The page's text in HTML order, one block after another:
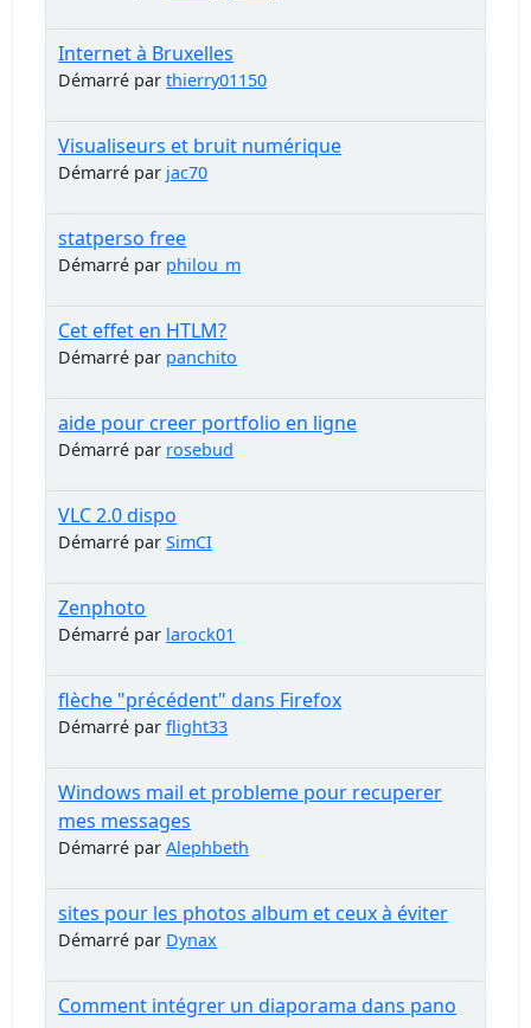
Internet à Bruxelles
Démarré parthierry01150
Visualiseurs et bruit numérique
Démarré par jac70
statperso free
Démarré par philou_m
Cet effet en HTLM?
Démarré par panchito
aide pour creer portfolio en ligne
Démarré par rosebud
VLC 2.0 dispo
Démarré parSimCI
Zenphoto
Démarré par larock01
flèche "précédent" dans Firefox
Démarré parflight33
Windows mail et probleme pour recuperer
mes messages
Démarré parAlephbeth
sites pour les photos album et ceux à éviter
Démarré par Dynax
Comment intégrer un diaporama dans pano